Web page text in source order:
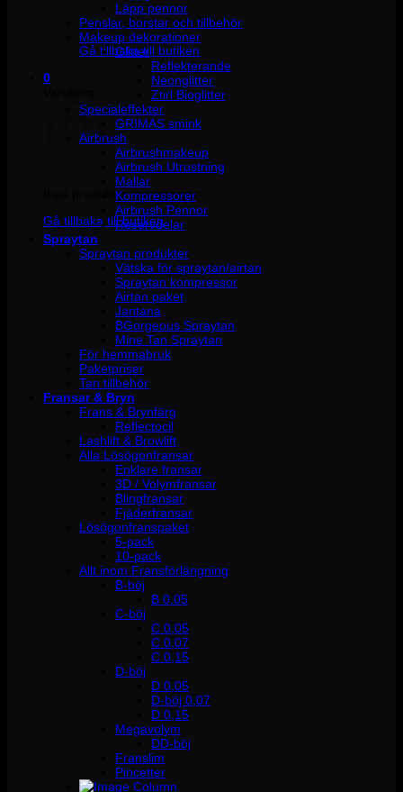
Inga produkter i varukorgen.
Gå tillbaka till butiken
0
Inga produkter i varukorgen.
Gå tillbaka till butiken
Läpp pennor
Penslar, borstar och tillbehör
Makeup dekorationer
Glitter
Reflekterande
Neonglitter
Ztirl Bioglitter
Specialeffekter
GRIMAS smink
Airbrush
Airbrushmakeup
Airbrush Utrustning
Mallar
Kompressorer
Airbrush Pennor
Reservdelar
Spraytan
Spraytan produkter
Vätska för spraytan/airtan
Spraytan kompressor
Airtan paket
Jantana
BGorgeous Spraytan
Mine Tan Spraytan
För hemmabruk
Paketpriser
Tan tillbehör
Fransar & Bryn
Frans & Brynfärg
Reflectocil
Lashlift & Browlift
Alla Lösögonfransar
Enklare fransar
3D / Volymfransar
Blingfransar
Fjäderfransar
Lösögonfranspaket
5-pack
10-pack
Allt inom Fransförlängning
B-böj
B 0.05
C-böj
C 0,05
C 0,07
C 0,15
D-böj
D 0,05
D-böj 0,07
D 0,15
Megavolym
DD-böj
Franslim
Pincetter